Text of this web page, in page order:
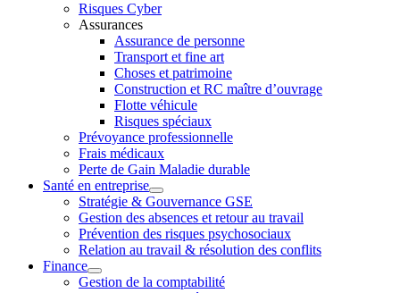
Risques Cyber
Assurances
Assurance de personne
Transport et fine art
Choses et patrimoine
Construction et RC maître d’ouvrage
Flotte véhicule
Risques spéciaux
Prévoyance professionnelle
Frais médicaux
Perte de Gain Maladie durable
Santé en entreprise
Stratégie & Gouvernance GSE
Gestion des absences et retour au travail
Prévention des risques psychosociaux
Relation au travail & résolution des conflits
Finance
Gestion de la comptabilité